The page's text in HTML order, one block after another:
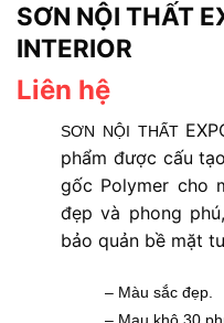
SƠN NỘI THẤT
INTERIOR
Liên hệ
SƠN NỘI THẤT
phẩm được cấu
gốc Polymer cho
đẹp và phong
bảo quản bề mặt
– Màu sắc đẹp.